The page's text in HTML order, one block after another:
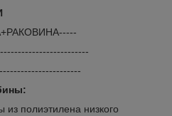
полиэтилена низкого